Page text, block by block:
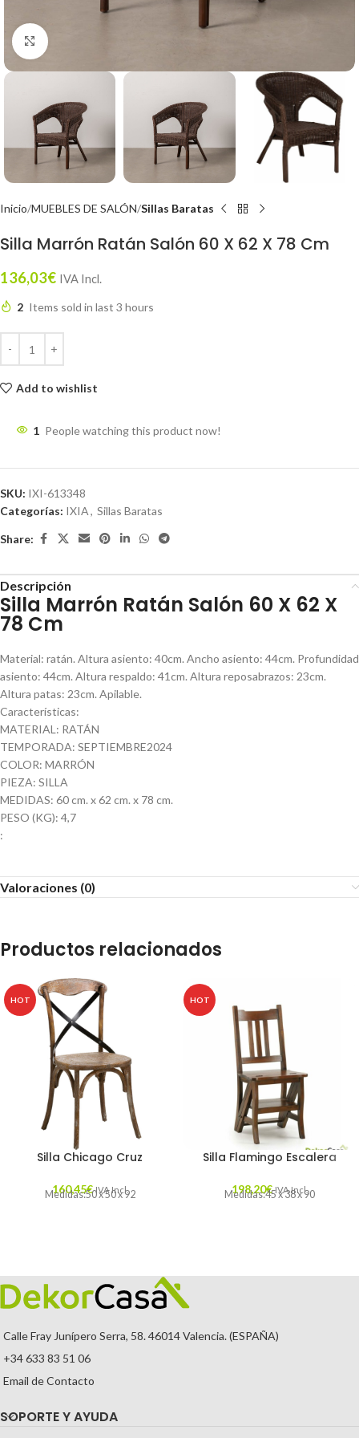
Click to enlarge
Inicio MUEBLES DE SALÓN Sillas Baratas
Silla Marrón Ratán Salón 60 X 62 X 78 Cm
136,03€ IVA Incl.
2 Items sold in last 3 hours
Add to wishlist
1 People watching this product now!
SKU: IXI-613348
Categorías: IXIA, Sillas Baratas
Share:
Descripción
Silla Marrón Ratán Salón 60 X 62 X
78 Cm
Material: ratán. Altura asiento: 40cm. Ancho asiento: 44cm. Profundidad
asiento: 44cm. Altura respaldo: 41cm. Altura reposabrazos: 23cm.
Altura patas: 23cm. Apilable.
Características:
MATERIAL: RATÁN
TEMPORADA: SEPTIEMBRE2024
COLOR: MARRÓN
PIEZA: SILLA
MEDIDAS: 60 cm. x 62 cm. x 78 cm.
PESO (KG): 4,7
:
Valoraciones (0)
Productos relacionados
HOT
Silla Chicago Cruz
160,45€ IVA Incl.
Medidas:50 x 50 x 92
HOT
Silla Flamingo Escalera
198,20€ IVA Incl.
Medidas:45 x 38 x 90
Calle Fray Junípero Serra, 58. 46014 Valencia. (ESPAÑA)
+34 633 83 51 06
Email de Contacto
SOPORTE Y AYUDA